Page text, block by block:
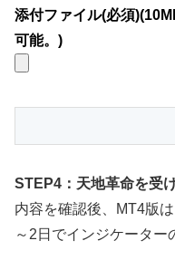
添付ファイル(必須
可能。)
STEP4：天地革命を受
内容を確認後、MT4版
～2日でインジケーター